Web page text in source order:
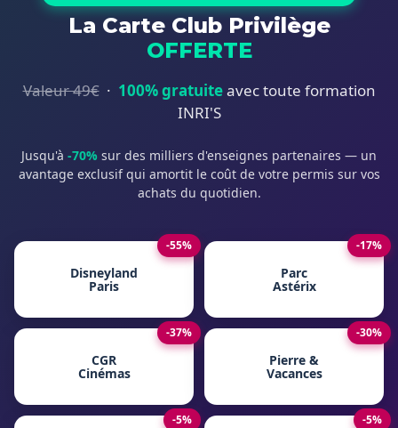
La Carte Club Privilège
OFFERTE
Valeur 49€· 100% gratuiteavec toute formation
INRI'S
Jusqu'à -70% sur des milliers d'enseignes partenaires — un
avantage exclusif qui amortit le coût de votre permis sur vos
achats du quotidien.
-55%
Disneyland
Paris
-17%
Parc
Astérix
-37%
CGR
Cinémas
-30%
Pierre &
Vacances
-5% -5%